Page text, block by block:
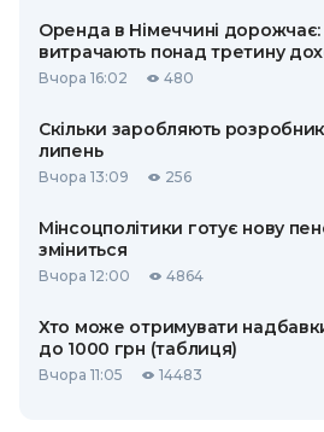
Оренда в Німеччині
витрачають понад третину
Вчора 16:02 480
Скільки заробляють
липень
Вчора 13:09 256
Мінсоцполітики готує нову
зміниться
Вчора 12:00 4864
Хто може отримувати
до 1000 грн (таблиця)
Вчора 11:05 14483